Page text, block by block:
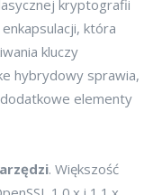
kryptografii
która
kluczy
hybrydowy sprawia,
elementy
. Większość